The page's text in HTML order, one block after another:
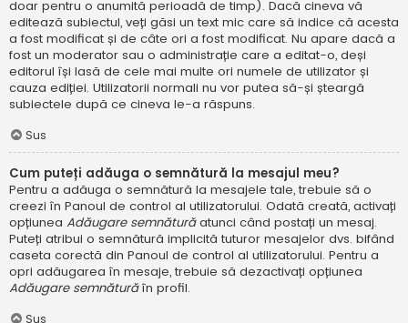
doar pentru o anumită perioadă de timp). Dacă cineva vă
editează subiectul, veți găsi un text mic care să indice că acesta
a fost modificat și de câte ori a fost modificat. Nu apare dacă a
fost un moderator sau o administrație care a editat-o, deși
editorul își lasă de cele mai multe ori numele de utilizator și
cauza ediției. Utilizatorii normali nu vor putea să-și șteargă
subiectele după ce cineva le-a răspuns.
Sus
Cum puteți adăuga o semnătură la mesajul meu?
Pentru a adăuga o semnătură la mesajele tale, trebuie să o
creezi în Panoul de control al utilizatorului. Odată creată, activați
opțiunea Adăugare semnăturăatunci când postați un mesaj.
Puteți atribui o semnătură implicită tuturor mesajelor dvs. bifând
caseta corectă din Panoul de control al utilizatorului. Pentru a
opri adăugarea în mesaje, trebuie să dezactivați opțiunea
Adăugare semnăturăîn profil.
Sus